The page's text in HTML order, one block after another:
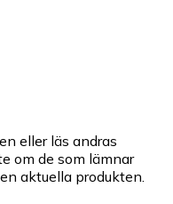
eller läs andras
om de som lämnar
aktuella produkten.